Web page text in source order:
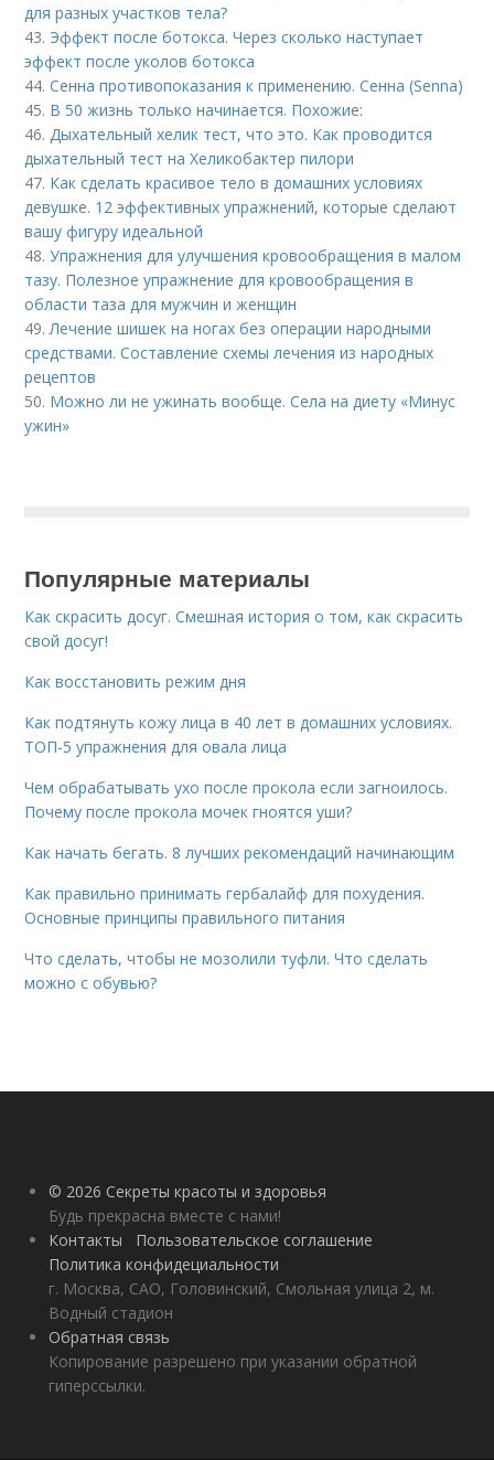
для разных участков тела?
43. Эффект после ботокса. Через сколько наступает
эффект после уколов ботокса
44.Сенна противопоказания к применению. Сенна (Senna)
45. В 50 жизнь только начинается. Похожие:
46.Дыхательный хелик тест, что это. Как проводится
дыхательный тест на Хеликобактер пилори
47. Как сделать красивое тело в домашних условиях
девушке. 12 эффективных упражнений, которые сделают
вашу фигуру идеальной
48.Упражнения для улучшения кровообращения в малом
тазу. Полезное упражнение для кровообращения в
области таза для мужчин и женщин
49.Лечение шишек на ногах без операции народными
средствами. Составление схемы лечения из народных
рецептов
50. Можно ли не ужинать вообще. Села на диету «Минус
ужин»
Популярные материалы
Как скрасить досуг. Смешная история о том, как скрасить
свой досуг!
Как восстановить режим дня
Как подтянуть кожу лица в 40 лет в домашних условиях.
ТОП-5 упражнения для овала лица
Чем обрабатывать ухо после прокола если загноилось.
Почему после прокола мочек гноятся уши?
Как начать бегать. 8 лучших рекомендаций начинающим
Как правильно принимать гербалайф для похудения.
Основные принципы правильного питания
Что сделать, чтобы не мозолили туфли. Что сделать
можно с обувью?
© 2026 Секреты красоты и здоровья
Будь прекрасна вместе с нами!
Контакты
Пользовательское соглашение
Политика конфидециальности
г. Москва, САО, Головинский, Смольная улица 2, м.
Водный стадион
Обратная связь
Копирование разрешено при указании обратной
гиперссылки.